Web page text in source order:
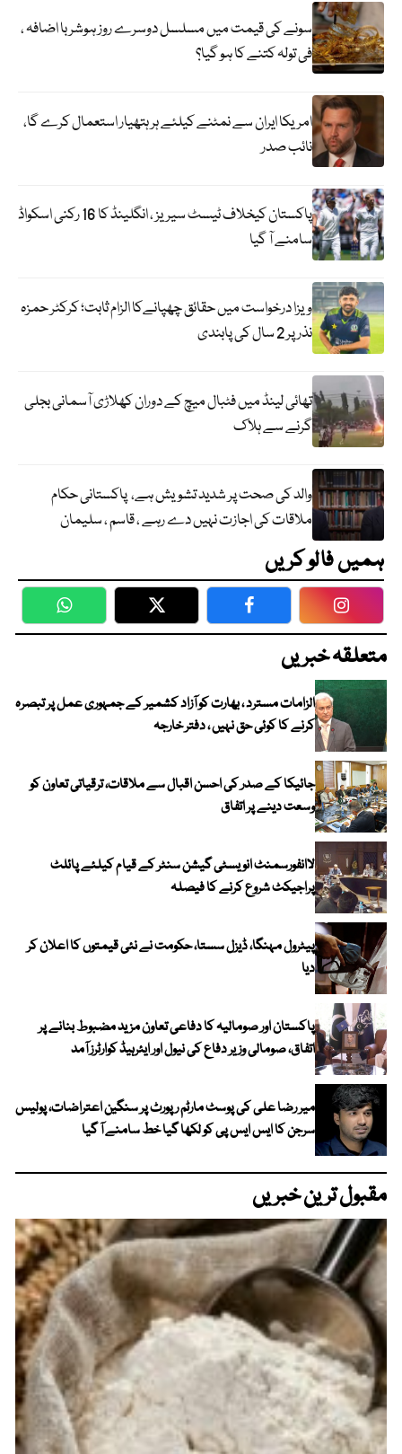
سونے کی قیمت میں مسلسل دوسرے روز ہوشربا اضافہ ،
فی تولہ کتنے کا ہو گیا؟
امریکا ایران سے نمٹنے کیلئے ہر ہتھیار استعمال کرے گا،
نائب صدر
پاکستان کیخلاف ٹیسٹ سیریز ، انگلینڈ کا 16 رکنی اسکواڈ
سامنے آ گیا
ویزا درخواست میں حقائق چھپانےکا الزام ثابت؛ کرکٹر حمزہ
نذر پر 2 سال کی پابندی
تھائی لینڈ میں فٹبال میچ کے دوران کھلاڑی آسمانی بجلی
گرنے سے ہلاک
والد کی صحت پر شدید تشویش ہے، پاکستانی حکام
ملاقات کی اجازت نہیں دے رہے ، قاسم ، سلیمان
ہمیں فالو کریں
WhatsApp Twitter Facebook
متعلقہ خبریں
الزامات مسترد ، بھارت کو آزاد کشمیر کے جمہوری عمل پر تبصرہ
کرنے کا کوئی حق نہیں ، دفتر خارجہ
جائیکا کے صدر کی احسن اقبال سے ملاقات، ترقیاتی تعاون کو
وسعت دینے پر اتفاق
لاانفورسمنٹ انویسٹی گیشن سنٹر کے قیام کیلئے پائلٹ
پراجیکٹ شروع کرنے کا فیصلہ
پیٹرول مہنگا، ڈیزل سستا، حکومت نے نئی قیمتوں کا اعلان کر
دیا
پاکستان اور صومالیہ کا دفاعی تعاون مزید مضبوط بنانے پر
اتفاق، صومالی وزیر دفاع کی نیول اور ایئرہیڈ کوارٹرز آمد
میر رضا علی کی پوسٹ مارٹم رپورٹ پر سنگین اعتراضات، پولیس
سرجن کا ایس ایس پی کو لکھا گیا خط سامنے آ گیا
مقبول ترین خبریں